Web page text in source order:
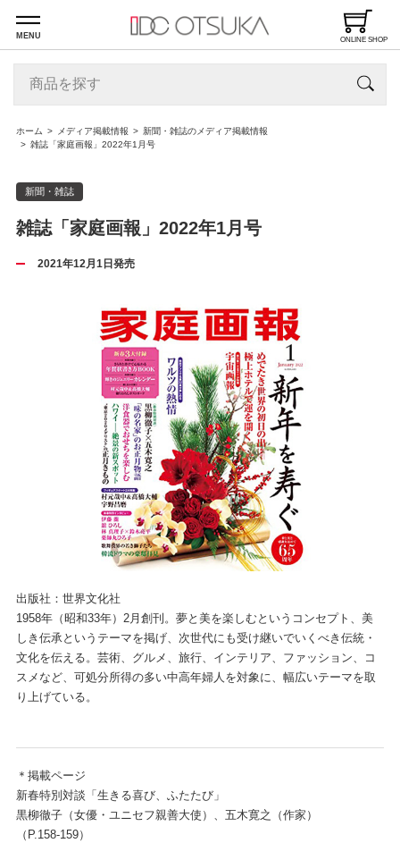
MENU ONLINE SHOP
ホーム メディア掲載情報
新聞・雑誌のメディア掲載情報
雑誌「家庭画報」2022年1月号
新聞・雑誌
雑誌「家庭画報」2022年1月号
2021年12月1日発売
出版社：世界文化社
1958年（昭和33年）2月創刊。夢と美を楽しむというコンセプト、美
しき伝承というテーマを掲げ、次世代にも受け継いでいくべき伝統・
文化を伝える。芸術、グルメ、旅行、インテリア、ファッション、コ
スメなど、可処分所得の多い中高年婦人を対象に、幅広いテーマを取
り上げている。
＊掲載ページ
新春特別対談「生きる喜び、ふたたび」
黒柳徹子（女優・ユニセフ親善大使）、五木寛之（作家）
（P.158-159）